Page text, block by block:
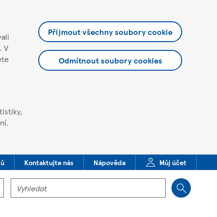
V
Přijmout všechny soubory cookie
Odmítnout soubory cookies
Kontaktujte nás Nápověda Můj účet
Vyhledat